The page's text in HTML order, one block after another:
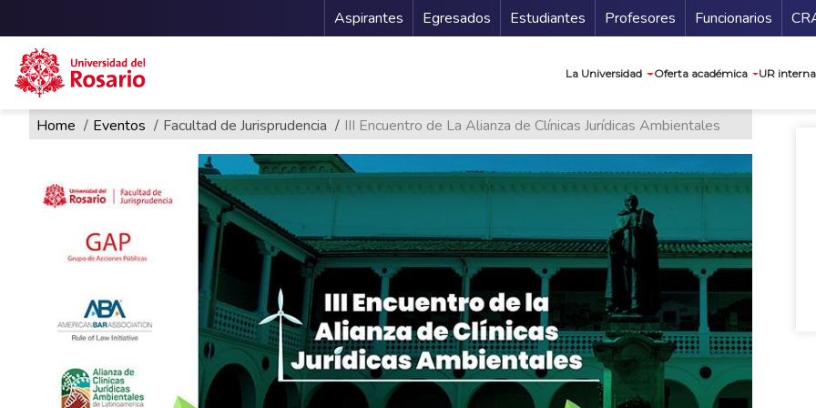
Pasar al contenido principal
Menu Secundario
Aspirantes Egresados Estudiantes Profesores Funcionarios
La Universidad Oferta académica UR
Ruta de navegación
Home Eventos Facultad de Jurisprudencia III Encuentro de La Alianza de Clínicas Jurídicas Ambientales